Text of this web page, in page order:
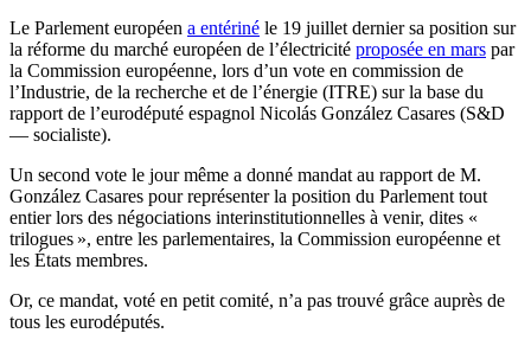
Le Parlement européen a entériné le 19 juillet dernier sa position sur
la réforme du marché européen de l’électricité proposée en mars par
la Commission européenne, lors d’un vote en commission de
l’Industrie, de la recherche et de l’énergie (ITRE) sur la base du
rapport de l’eurodéputé espagnol Nicolás González Casares (S&D
— socialiste).
Un second vote le jour même a donné mandat au rapport de M.
González Casares pour représenter la position du Parlement tout
entier lors des négociations interinstitutionnelles à venir, dites «
trilogues », entre les parlementaires, la Commission européenne et
les États membres.
Or, ce mandat, voté en petit comité, n’a pas trouvé grâce auprès de
tous les eurodéputés.